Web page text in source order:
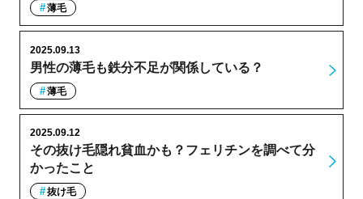
薄毛
男性の薄毛も鉄分不足が関係している？
2025.09.13
薄毛
その抜け毛隠れ貧血かも？フェリチンを調べて分
かったこと
2025.09.12
抜け毛